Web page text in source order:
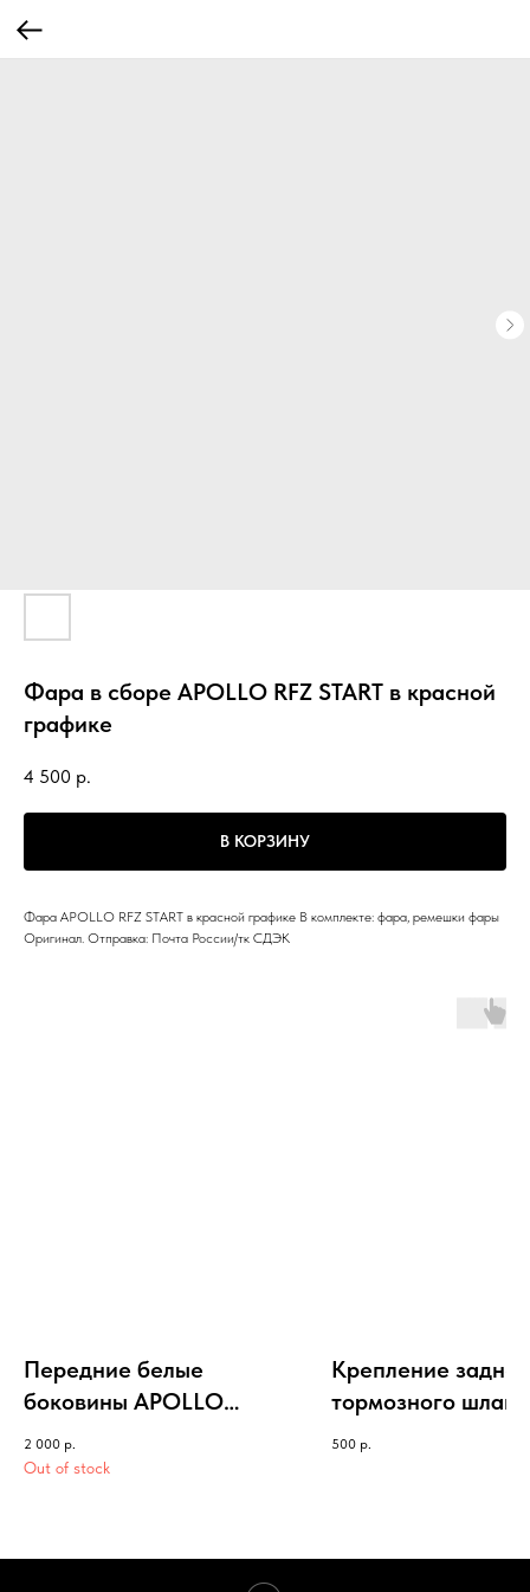
Фара в сборе APOLLO RFZ START в красной
графике
4 500 р.
В КОРЗИНУ
Фара APOLLO RFZ START в красной графике В комплекте: фара, ремешки фары
Оригинал. Отправка: Почта России/тк СДЭК
Передние белые
боковины APOLLO
RFZ/ELITE
S/OPEN/START
2 000 р.
Out of stock
Крепление
тормозного
APOLLO RXF/RFZ
500 р.